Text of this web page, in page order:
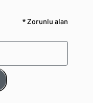
* Zorunlu alan